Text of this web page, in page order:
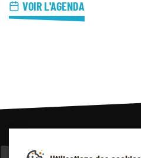
VOIR L'AGENDA
JAZZ4